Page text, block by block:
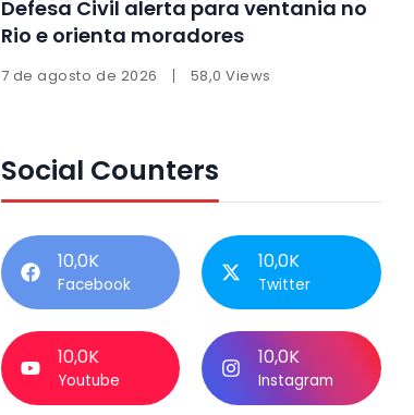
Defesa Civil alerta para ventania no
Rio e orienta moradores
7 de agosto de 2026 58,0 Views
Social Counters
10,0K
Facebook
10,0K
Twitter
10,0K
Youtube
10,0K
Instagram